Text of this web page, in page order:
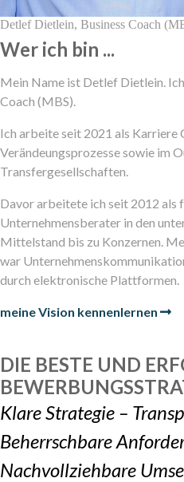
Detlef Dietlein, Business Coach
Wer ich bin ...
Mein Name ist Detlef Dietlein.
Coach (MBS).
Ich arbeite seit 2021 als Karriere
Verändeungsprozesse sowie im
Transfergesellschaften.
Davor arbeitete ich seit 2012 als
Unternehmensberater in den
Mittelstand bis zu Konzernen.
war
durch elektronische Plattformen.
meine Vision kennenlernen
DIE BESTE UND
Klare Strategie –
Beherrschbare
Nachvollziehbare